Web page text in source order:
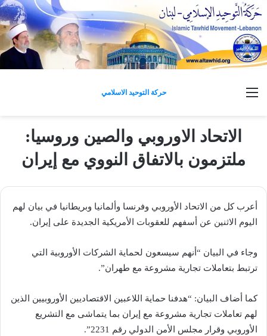
حركة التوحيد الاسلامي
الاتحاد الاوروبي والصين وروسيا:
ملتزمون بالاتفاق النووي مع إيران
أعرب كل من الاتحاد الأوروبي وفرنسا وألمانيا وبريطانيا في بيان لهم
اليوم الاثنين عن أسفهم للعقوبات الأمريكية الجديدة على إيران.
‬ترتبط بتعاملات تجارية مشروعة مع طهران”.
كما أضاف البيان: “هدفنا حماية اللاعبين الاقتصاديين الأوروبيين الذين
لهم تعاملات تجارية مشروعة مع إيران بما يتماشى مع التشريع
الأوروبي وقرار مجلس الأمن الدولي رقم 2231”.